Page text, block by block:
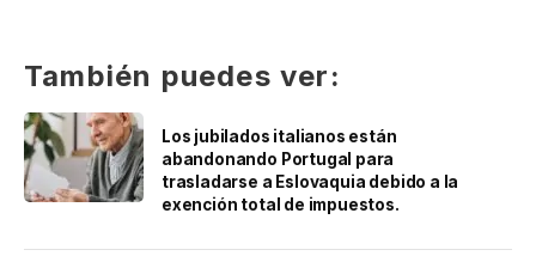
También puedes ver:
Los jubilados italianos están
abandonando Portugal para
trasladarse a Eslovaquia debido a la
exención total de impuestos.